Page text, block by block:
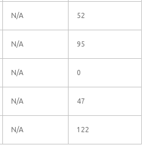
N/A 52
N/A 95
N/A 0
N/A 47
N/A 122